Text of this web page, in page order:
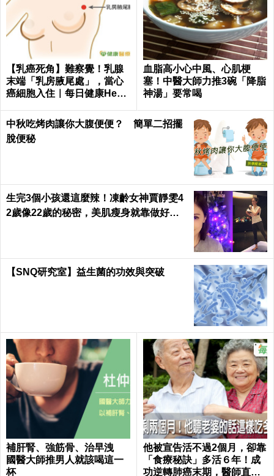
【乳癌死角】難察覺！乳腺
末端「乳房腋尾處」，當心
癌細胞入住｜每日健康Healt
血脂高小心中風、心肌梗
塞！中醫大師力推3碗「降脂
神湯」要常喝
中秋吃烤肉讓你大腹便便？ 簡單二招擺
脫便秘
生完3個小孩還這麼辣！凍齡女神賈靜雯4
2歲像22歲的秘密，美肌瘦身就靠做好這3
【SNQ研究室】益生菌的功效與突破
補肝腎、強筋骨、治早洩
國醫大師推男人就該喝這一
杯
他被宣告活不過2個月，卻靠
「食療秘訣」多活６年！成
功逆轉肺癌末期，醫師直